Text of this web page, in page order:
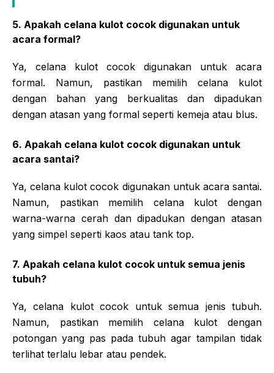
5. Apakah celana kulot cocok digunakan untuk
acara formal?
Ya, celana kulot cocok digunakan untuk acara
formal. Namun, pastikan memilih celana kulot
dengan bahan yang berkualitas dan dipadukan
dengan atasan yang formal seperti kemeja atau blus.
6. Apakah celana kulot cocok digunakan untuk
acara santai?
Ya, celana kulot cocok digunakan untuk acara santai.
Namun, pastikan memilih celana kulot dengan
warna-warna cerah dan dipadukan dengan atasan
yang simpel seperti kaos atau tank top.
7. Apakah celana kulot cocok untuk semua jenis
tubuh?
Ya, celana kulot cocok untuk semua jenis tubuh.
Namun, pastikan memilih celana kulot dengan
potongan yang pas pada tubuh agar tampilan tidak
terlihat terlalu lebar atau pendek.